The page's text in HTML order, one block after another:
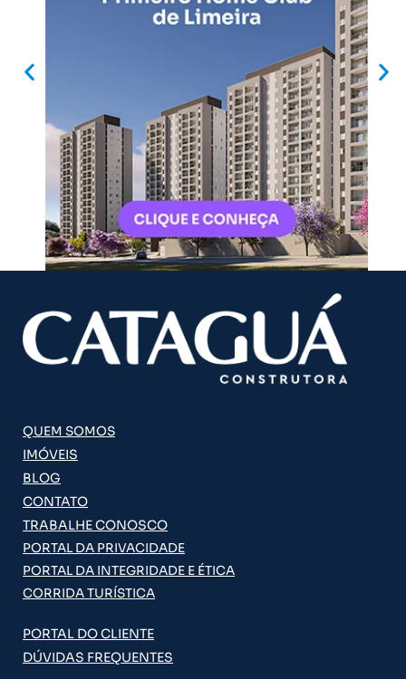
QUEM SOMOS
IMÓVEIS
BLOG
CONTATO
TRABALHE CONOSCO
PORTAL DA PRIVACIDADE
PORTAL DA INTEGRIDADE E ÉTICA
CORRIDA TURÍSTICA
PORTAL DO CLIENTE
DÚVIDAS FREQUENTES